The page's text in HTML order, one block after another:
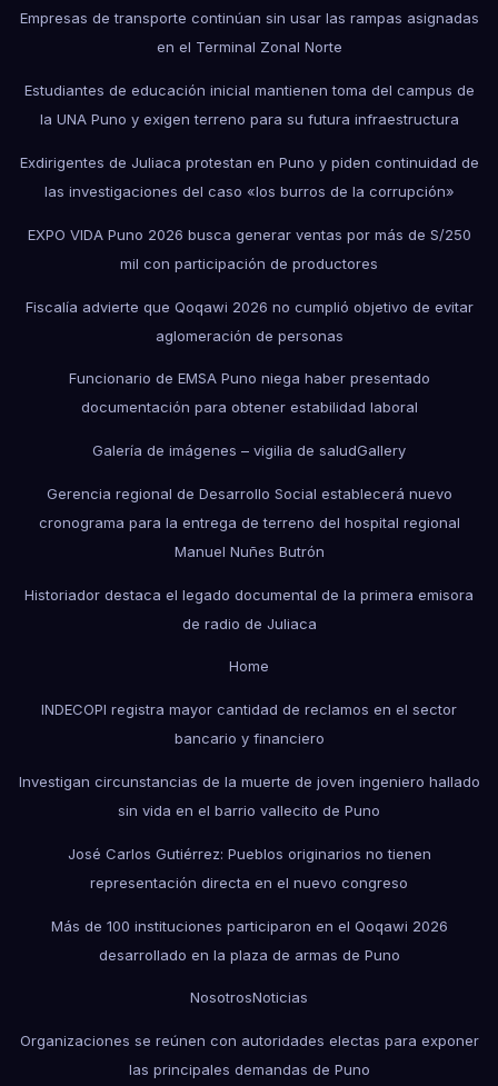
Empresas de transporte continúan sin usar las rampas asignadas
en el Terminal Zonal Norte
Estudiantes de educación inicial mantienen toma del campus de
la UNA Puno y exigen terreno para su futura infraestructura
Exdirigentes de Juliaca protestan en Puno y piden continuidad de
las investigaciones del caso «los burros de la corrupción»
EXPO VIDA Puno 2026 busca generar ventas por más de S/250
mil con participación de productores
Fiscalía advierte que Qoqawi 2026 no cumplió objetivo de evitar
aglomeración de personas
Funcionario de EMSA Puno niega haber presentado
documentación para obtener estabilidad laboral
Galería de imágenes – vigilia de saludGallery
Gerencia regional de Desarrollo Social establecerá nuevo
cronograma para la entrega de terreno del hospital regional
Manuel Nuñes Butrón
Historiador destaca el legado documental de la primera emisora
de radio de Juliaca
Home
INDECOPI registra mayor cantidad de reclamos en el sector
bancario y financiero
Investigan circunstancias de la muerte de joven ingeniero hallado
sin vida en el barrio vallecito de Puno
José Carlos Gutiérrez: Pueblos originarios no tienen
representación directa en el nuevo congreso
Más de 100 instituciones participaron en el Qoqawi 2026
desarrollado en la plaza de armas de Puno
NosotrosNoticias
Organizaciones se reúnen con autoridades electas para exponer
las principales demandas de Puno